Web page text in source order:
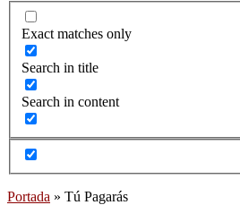
Exact matches only
Search in title
Search in content
Portada » Tú Pagarás